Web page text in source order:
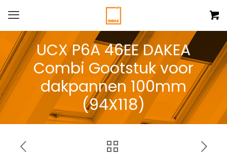
UCX P6A 46EE DAKEA
Combi Gootstuk voor
dakpannen 100mm
(94X118)